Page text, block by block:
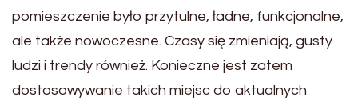
pomieszczenie było przytulne, ładne, funkcjonalne,
ale także nowoczesne. Czasy się zmieniają, gusty
ludzi i trendy również. Konieczne jest zatem
dostosowywanie takich miejsc do aktualnych